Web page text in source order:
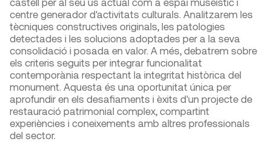
centre generador d'activitats culturals. Analitzarem les
tècniques constructives originals, les patologies
detectades i les solucions adoptades per a la seva
consolidació i posada en valor. A més, debatrem sobre
els criteris seguits per integrar funcionalitat
contemporània respectant la integritat històrica del
monument. Aquesta és una oportunitat única per
aprofundir en els desafiaments i èxits d'un projecte de
restauració patrimonial complex, compartint
experiències i coneixements amb altres professionals
del sector.